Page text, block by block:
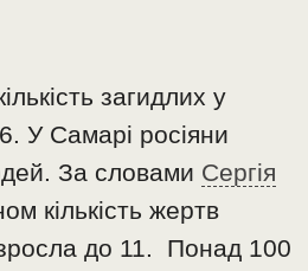
загидлих у
У Самарі росіяни
За словами Сергія
кількість жертв
до 11. Понад 100